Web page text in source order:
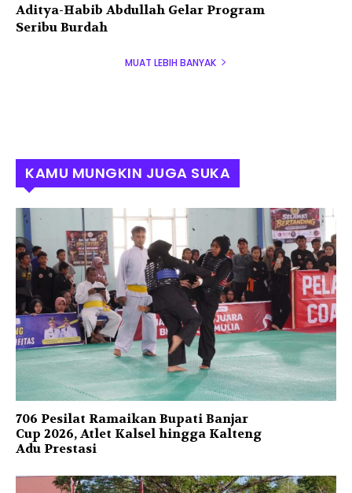
Aditya-Habib Abdullah Gelar Program
Seribu Burdah
MUAT LEBIH BANYAK
KAMU MUNGKIN JUGA SUKA
706 Pesilat Ramaikan Bupati Banjar
Cup 2026, Atlet Kalsel hingga Kalteng
Adu Prestasi